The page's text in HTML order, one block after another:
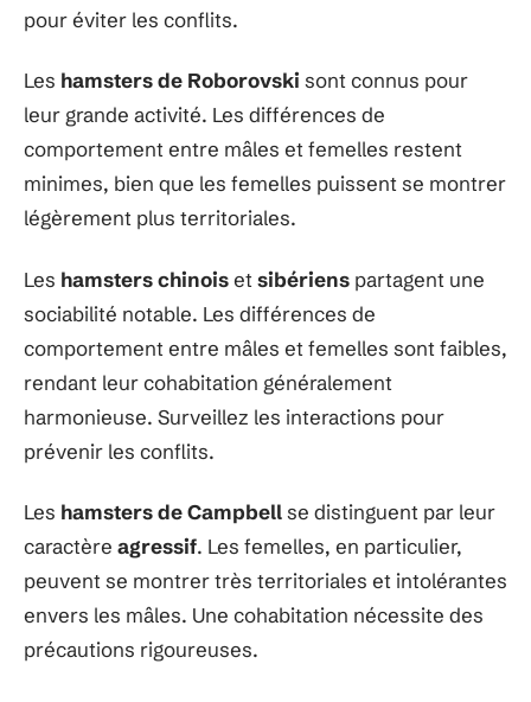
pour éviter les conflits.
Les hamsters de Roborovski sont connus pour
leur grande activité. Les différences de
comportement entre mâles et femelles restent
minimes, bien que les femelles puissent se montrer
légèrement plus territoriales.
Les hamsters chinoiset sibériens partagent une
sociabilité notable. Les différences de
comportement entre mâles et femelles sont faibles,
rendant leur cohabitation généralement
harmonieuse. Surveillez les interactions pour
prévenir les conflits.
Les hamsters de Campbellse distinguent par leur
caractère agressif. Les femelles, en particulier,
peuvent se montrer très territoriales et intolérantes
envers les mâles. Une cohabitation nécessite des
précautions rigoureuses.